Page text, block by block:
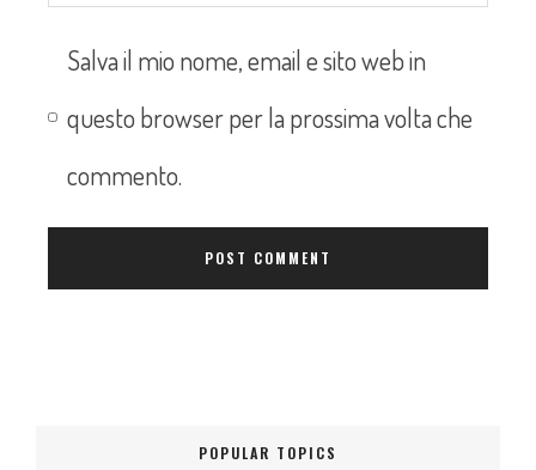
Salva il mio nome, email e sito web in
questo browser per la prossima volta che
commento.
POPULAR TOPICS